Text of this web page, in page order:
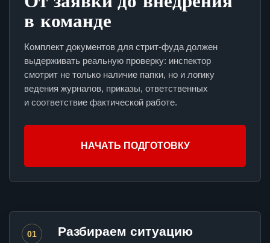
в команде
Комплект документов для стрит-фуда должен
выдерживать реальную проверку: инспектор
смотрит не только наличие папки, но и логику
ведения журналов, приказы, ответственных
и соответствие фактической работе.
НАЧАТЬ ПОДГОТОВКУ
01 Разбираем ситуацию